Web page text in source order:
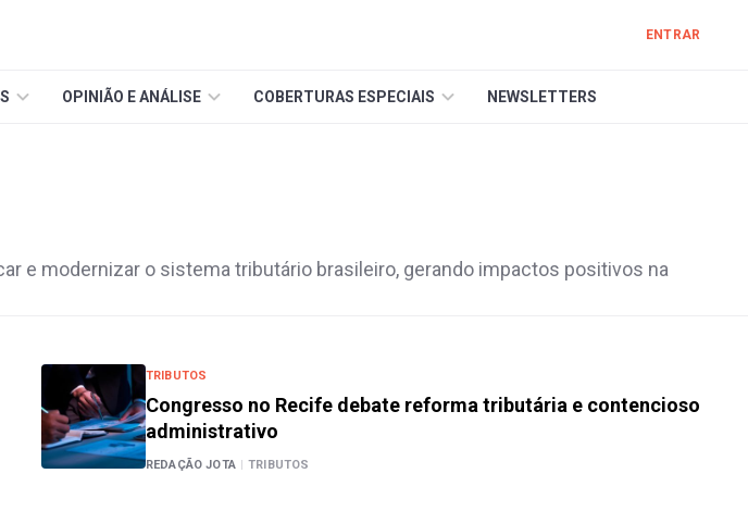
ENTRAR
OPINIÃO E ANÁLISE COBERTURAS ESPECIAIS NEWSLETTERS
e modernizar o sistema tributário brasileiro, gerando impactos positivos na
TRIBUTOS
Congresso no Recife debate reforma tributária e contencioso
administrativo
REDAÇÃO JOTA | TRIBUTOS